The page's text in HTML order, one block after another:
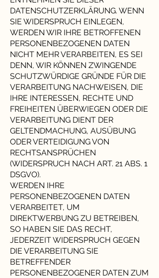
DATENSCHUTZERKLÄRUNG. WENN
SIE WIDERSPRUCH EINLEGEN,
WERDEN WIR IHRE BETROFFENEN
PERSONENBEZOGENEN DATEN
NICHT MEHR VERARBEITEN, ES SEI
DENN, WIR KÖNNEN ZWINGENDE
SCHUTZWÜRDIGE GRÜNDE FÜR DIE
VERARBEITUNG NACHWEISEN, DIE
IHRE INTERESSEN, RECHTE UND
FREIHEITEN ÜBERWIEGEN ODER DIE
VERARBEITUNG DIENT DER
GELTENDMACHUNG, AUSÜBUNG
ODER VERTEIDIGUNG VON
RECHTSANSPRÜCHEN
(WIDERSPRUCH NACH ART. 21 ABS. 1
DSGVO).
WERDEN IHRE
PERSONENBEZOGENEN DATEN
VERARBEITET, UM
DIREKTWERBUNG ZU BETREIBEN,
SO HABEN SIE DAS RECHT,
JEDERZEIT WIDERSPRUCH GEGEN
DIE VERARBEITUNG SIE
BETREFFENDER
PERSONENBEZOGENER DATEN ZUM